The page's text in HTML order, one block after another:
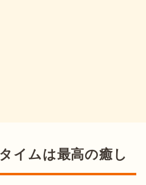
イムは最高の癒し